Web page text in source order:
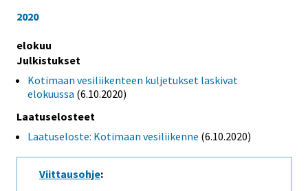
2020
elokuu
Julkistukset
Kotimaan vesiliikenteen kuljetukset laskivat
elokuussa (6.10.2020)
Laatuselosteet
Laatuseloste: Kotimaan vesiliikenne (6.10.2020)
Viittausohje: